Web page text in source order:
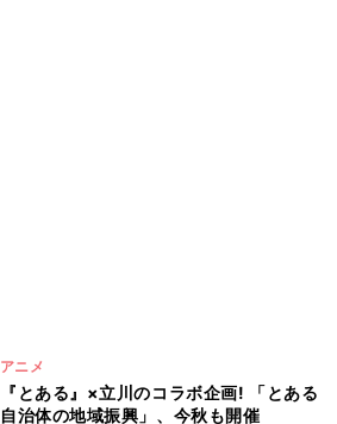
アニメ
『とある』×立川のコラボ企画! 「とある
自治体の地域振興」、今秋も開催